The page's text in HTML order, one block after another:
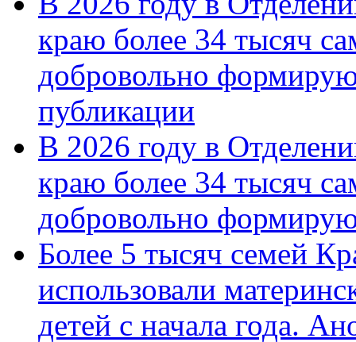
краю более 34 тысяч
добровольно
публикации
В 2026 году в
краю более 34 тысяч
добровольно
Более 5 тысяч семей
использовали
детей с начала года.